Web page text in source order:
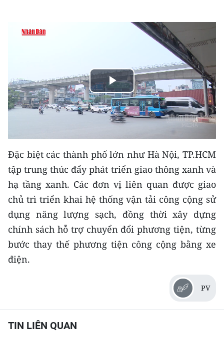
KHOA HỌC - CÔNG NGHỆ
MÔI TRƯỜNG
BẠN ĐỌC
KIỂM CHỨNG THÔNG TIN
TRI THỨC CHUYÊN SÂU
54 DÂN TỘC VIỆT NAM
CHƯƠNG TRÌNH OCOP - MỖI XÃ
MỘT SẢN PHẨM
RADIO
Video
Play
Video
Đặc biệt các thành phố lớn như Hà Nội, TP.HCM
tập trung thúc đẩy phát triển giao thông xanh và
hạ tầng xanh. Các đơn vị liên quan được giao
chủ trì triển khai hệ thống vận tải công cộng sử
dụng năng lượng sạch, đồng thời xây dựng
chính sách hỗ trợ chuyển đổi phương tiện, từng
bước thay thế phương tiện công cộng bằng xe
điện.
PV
TIN LIÊN QUAN